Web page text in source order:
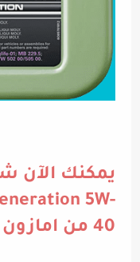
5W-
40 من امازون السعودية